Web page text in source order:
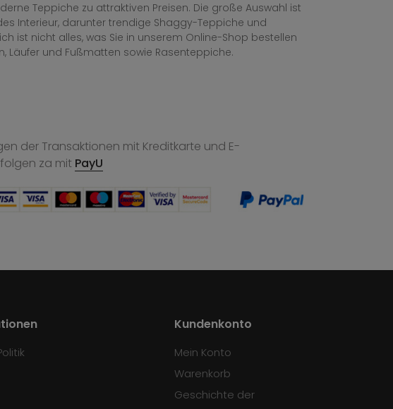
Teppiche zu attraktiven Preisen. Die große Auswahl ist
Interieur, darunter trendige Shaggy-Teppiche und
ist nicht alles, was Sie in unserem Online-Shop bestellen
Läufer und Fußmatten sowie Rasenteppiche.
der Transaktionen mit Kreditkarte und E-
za mit PayU
Kundenkonto
Mein Konto
Warenkorb
Geschichte der